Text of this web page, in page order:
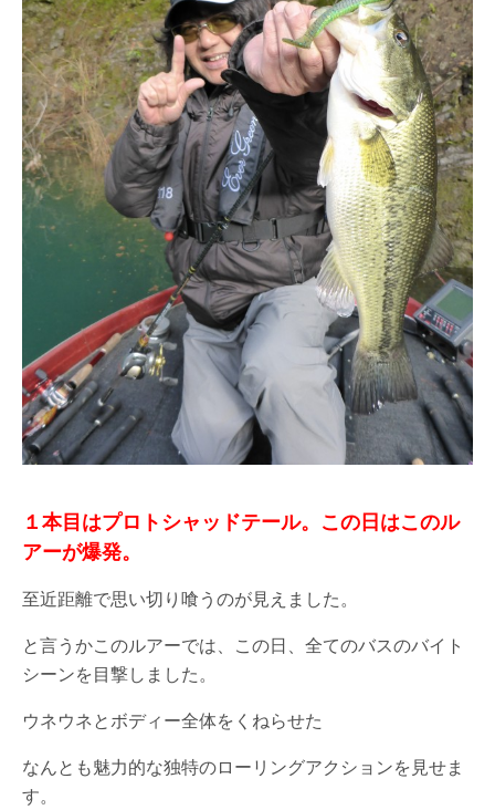
１本目はプロトシャッドテール。この日はこのル
アーが爆発。
至近距離で思い切り喰うのが見えました。
と言うかこのルアーでは、この日、全てのバスのバイト
シーンを目撃しました。
ウネウネとボディー全体をくねらせた
なんとも魅力的な独特のローリングアクションを見せま
す。